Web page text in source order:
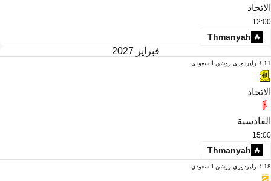
الاتحاد
12:00
Thmanyah
فبراير 2027
11 فبراير دوري روشن السعودي
الاتحاد
القادسية
15:00
Thmanyah
18 فبراير دوري روشن السعودي